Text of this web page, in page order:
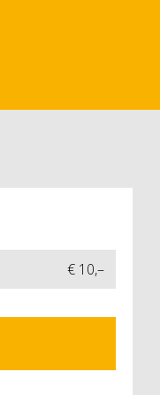
€ 10,–